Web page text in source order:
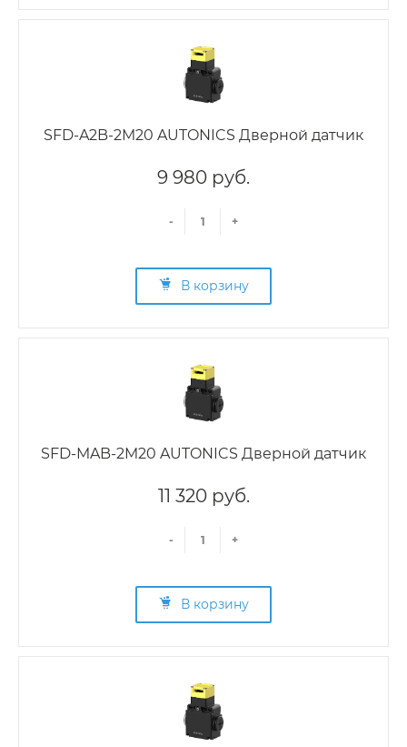
SFD-A2B-2M20 AUTONICS Дверной датчик
9 980 руб.
- +
В корзину
SFD-MAB-2M20 AUTONICS Дверной датчик
11 320 руб.
- +
В корзину